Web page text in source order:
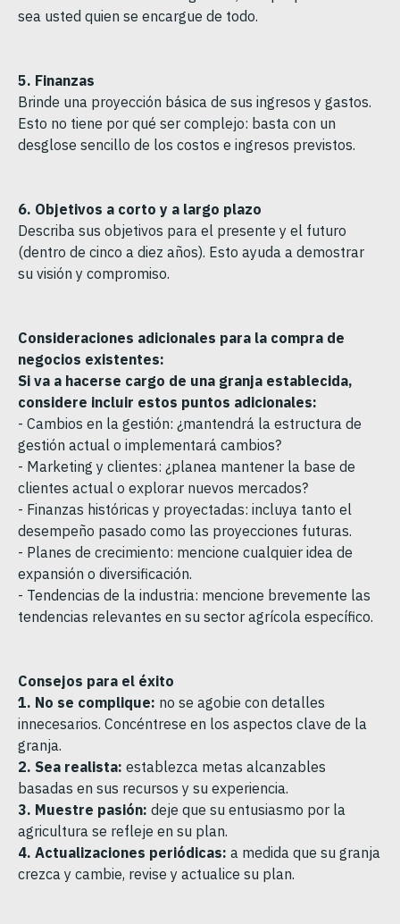
sea usted quien se encargue de todo.
5. Finanzas
Brinde una proyección básica de sus ingresos y gastos.
Esto no tiene por qué ser complejo: basta con un
desglose sencillo de los costos e ingresos previstos.
6. Objetivos a corto y a largo plazo
Describa sus objetivos para el presente y el futuro
(dentro de cinco a diez años). Esto ayuda a demostrar
su visión y compromiso.
Consideraciones adicionales para la compra de
negocios existentes:
Si va a hacerse cargo de una granja establecida,
considere incluir estos puntos adicionales:
- Cambios en la gestión: ¿mantendrá la estructura de
gestión actual o implementará cambios?
- Marketing y clientes: ¿planea mantener la base de
clientes actual o explorar nuevos mercados?
- Finanzas históricas y proyectadas: incluya tanto el
desempeño pasado como las proyecciones futuras.
- Planes de crecimiento: mencione cualquier idea de
expansión o diversificación.
- Tendencias de la industria: mencione brevemente las
tendencias relevantes en su sector agrícola específico.
Consejos para el éxito
1. No se complique: no se agobie con detalles
innecesarios. Concéntrese en los aspectos clave de la
granja.
2. Sea realista: establezca metas alcanzables
basadas en sus recursos y su experiencia.
3. Muestre pasión: deje que su entusiasmo por la
agricultura se refleje en su plan.
4. Actualizaciones periódicas: a medida que su granja
crezca y cambie, revise y actualice su plan.